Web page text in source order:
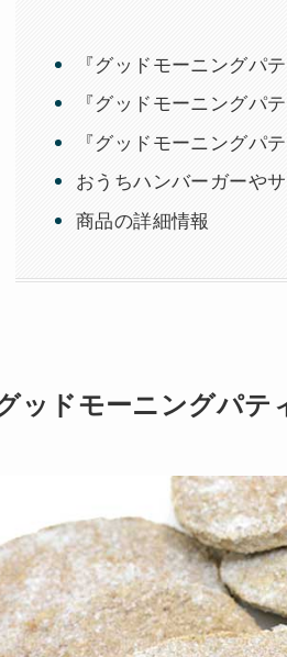
『グッドモーニングパ
『グッドモーニングパ
『グッドモーニングパ
おうちハンバーガーや
商品の詳細情報
グッドモーニングパテ